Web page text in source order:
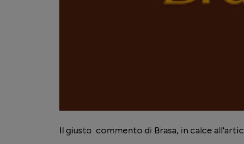
Il giusto commento di Brasa, in calce